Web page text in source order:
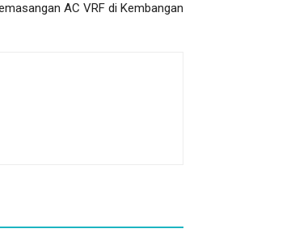
AC VRF di Kembangan